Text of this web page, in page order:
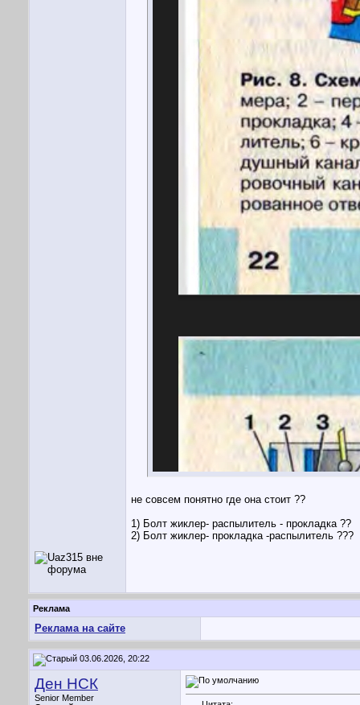
не совсем понятно где она стоит ??
1) Болт жиклер- распылитель - прокладка ??
2) Болт жиклер- прокладка -распылитель ???
Реклама
Реклама на сайте
03.06.2026, 20:22
Ден НСК
Senior Member